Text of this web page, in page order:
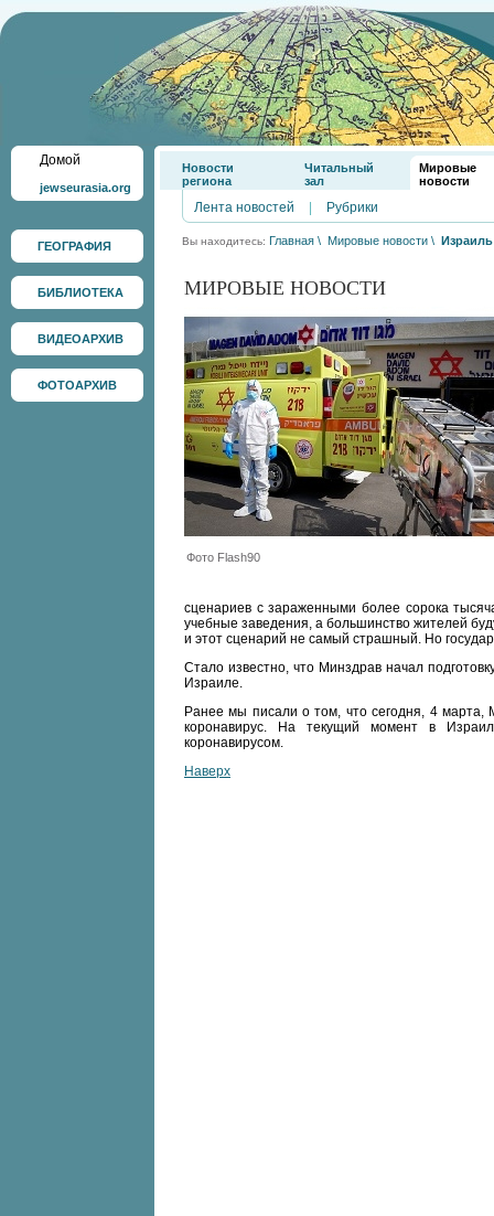
Домой
jewseurasia.org
ГЕОГРАФИЯ
БИБЛИОТЕКА
ВИДЕОАРХИВ
ФОТОАРХИВ
Новости
региона
Читальный
зал
Мировые
новости
Лента новостей Рубрики
Вы находитесь: Главная \ Мировые новости \
МИРОВЫЕ НОВОСТИ
Фото Flash90
сценариев с зараженными более сорока
учебные заведения, а большинство жителей
и этот сценарий не самый страшный. Но
Стало известно, что Минздрав начал
Израиле.
Ранее мы писали о том, что сегодня, 4 марта,
коронавирус. На текущий момент в
коронавирусом.
Наверх